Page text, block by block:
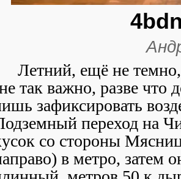
Летний, ещё не
так важно, разве что
зафиксировать
переход на
со стороны
в метро, затем